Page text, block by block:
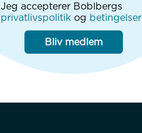
Jeg accepterer Boblbergs
privatlivspolitik og betingelser
Bliv medlem